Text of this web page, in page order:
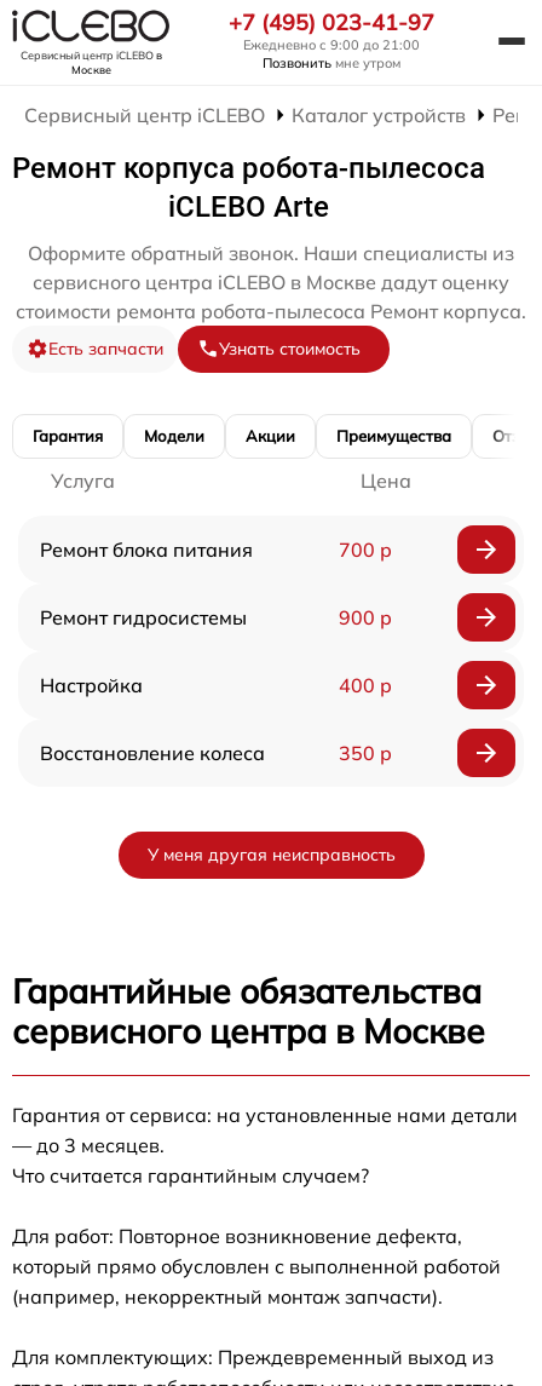
Сервисный центр iCLEBOв
Москве
+7 (495) 023-41-97
Ежедневно с 9:00 до 21:00
Позвонить мне утром
Сервисный центр iCLEBO Каталог устройств
Ремонт корпуса робота-пылесоса
iCLEBO Arte
Оформите обратный звонок. Наши специалисты из
сервисного центра iCLEBO в Москве дадут оценку
стоимости ремонта робота-пылесоса Ремонт корпуса.
Есть запчасти Узнать стоимость
Гарантия Модели Акции Преимущества
Услуга Цена
Ремонт блока питания 700 р
Ремонт гидросистемы 900 р
Настройка 400 р
Восстановление колеса 350 р
У меня другая неисправность
Гарантийные обязательства
сервисного центра в Москве
Гарантия от сервиса: на установленные нами детали
— до 3 месяцев.
Что считается гарантийным случаем?
Для работ: Повторное возникновение дефекта,
который прямо обусловлен с выполненной работой
(например, некорректный монтаж запчасти).
Для комплектующих: Преждевременный выход из